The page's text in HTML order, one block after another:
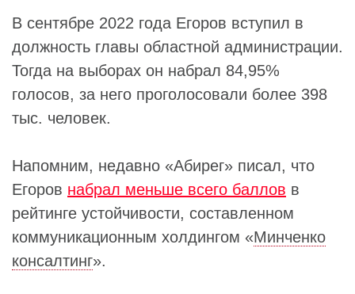
В сентябре 2022 года Егоров вступил в
должность главы областной администрации.
Тогда на выборах он набрал 84,95%
голосов, за него проголосовали более 398
тыс. человек.
Напомним, недавно «Абирег» писал, что
Егоров набрал меньше всего баллов в
рейтинге устойчивости, составленном
коммуникационным холдингом «Минченко
консалтинг».